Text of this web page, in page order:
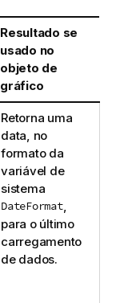
Resultado se
usado no
objeto de
gráfico
Retorna uma
data, no
formato da
variável de
sistema
DateFormat,
para o último
carregamento
de dados.